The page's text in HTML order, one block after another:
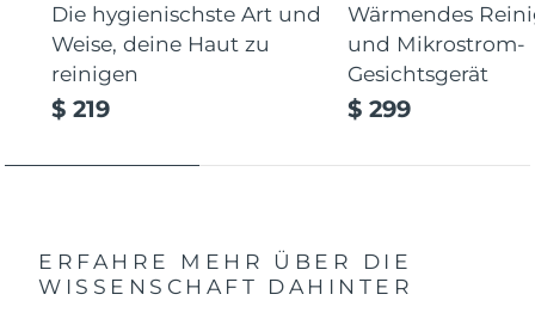
Die hygienischste Art und
Weise, deine Haut zu
reinigen
$ 219
Wärmendes
und Mikrostrom-
Gesichtsgerät
$ 299
ERFAHRE MEHR ÜBER DIE
WISSENSCHAFT DAHINTER